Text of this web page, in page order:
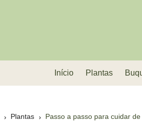
Início Plantas
Plantas Passo a passo para cuidar